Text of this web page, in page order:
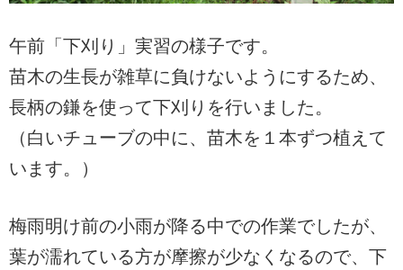
午前「下刈り」実習の様子です。
苗木の生長が雑草に負けないようにするため、
長柄の鎌を使って下刈りを行いました。
（白いチューブの中に、苗木を１本ずつ植えて
います。）
梅雨明け前の小雨が降る中での作業でしたが、
葉が濡れている方が摩擦が少なくなるので、下